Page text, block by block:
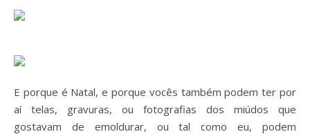
E porque é Natal, e porque vocês também podem ter por
aí telas, gravuras, ou fotografias dos miúdos que
gostavam de emoldurar, ou tal como eu, podem